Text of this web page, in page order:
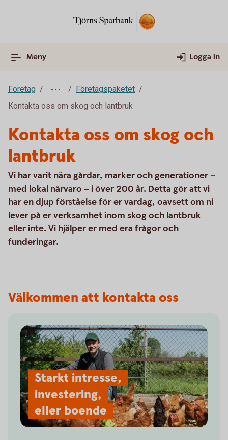
Meny Logga in
Företag
Företagspaketet
Kontakta oss om skog och lantbruk
Kontakta oss om skog och
lantbruk
Vi har varit nära gårdar, marker och generationer –
med lokal närvaro – i över 200 år. Detta gör att vi
har en djup förståelse för er vardag, oavsett om ni
lever på er verksamhet inom skog och lantbruk
eller inte. Vi hjälper er med era frågor och
funderingar.
Välkommen att kontakta oss
Starkt intresse,
investering,
eller boende